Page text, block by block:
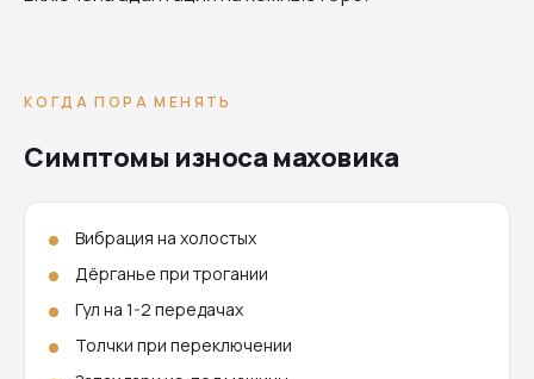
КОГДА ПОРА МЕНЯТЬ
Симптомы износа маховика
Вибрация на холостых
Дёрганье при трогании
Гул на 1-2 передачах
Толчки при переключении